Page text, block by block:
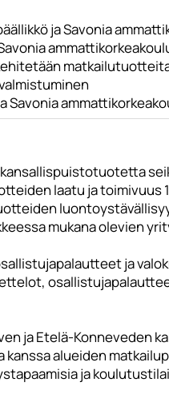
ja Savonia
Savonia
laatu ja toimivuus
mukana olevien
ja
ja Etelä-Konneveden
alueiden
ja